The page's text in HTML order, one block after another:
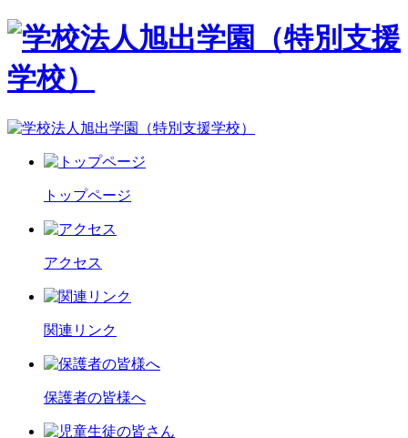
トップページ
アクセス
関連リンク
保護者の皆様へ